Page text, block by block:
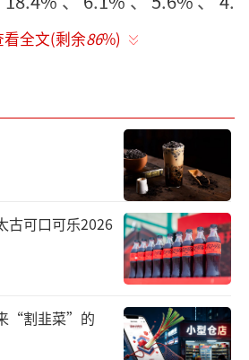
，开始将市场重心“砸
哈的腹地。
娃哈哈腹地
润饮料温州生产基地项目启
州市文成县巨屿镇举行。值
产基地是华润饮料在浙江的
农夫山泉、娃哈哈的大本营
看全文(剩余86%)
古可口可乐2026
“割韭菜”的